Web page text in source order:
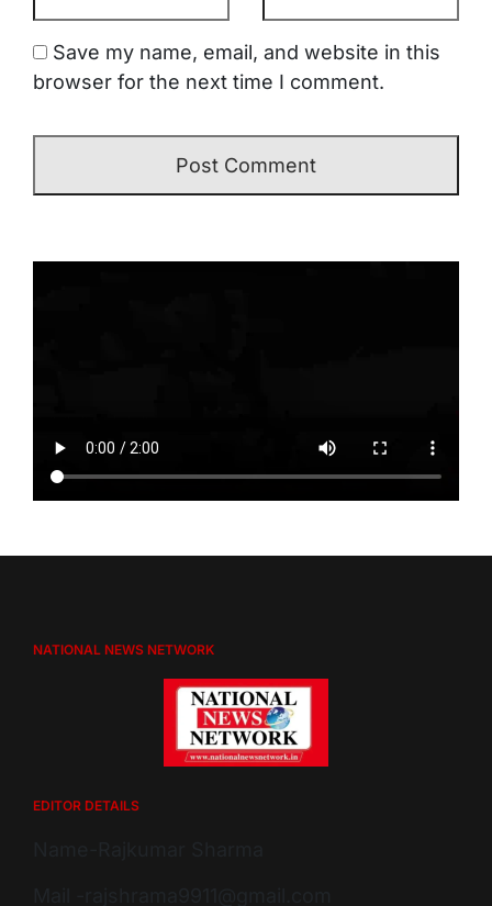
Save my name, email, and website in this
browser for the next time I comment.
NATIONAL NEWS NETWORK
EDITOR DETAILS